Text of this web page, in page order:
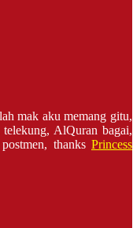
mak aku memang gitu,
AlQuran bagai,
thanks Princess